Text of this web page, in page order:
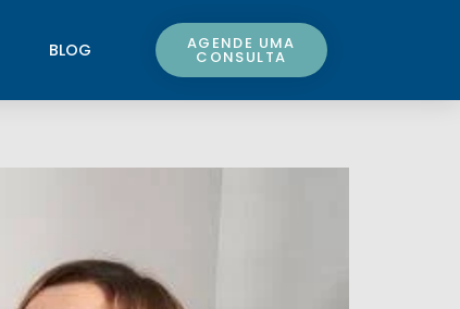
BLOG AGENDE UMA
CONSULTA